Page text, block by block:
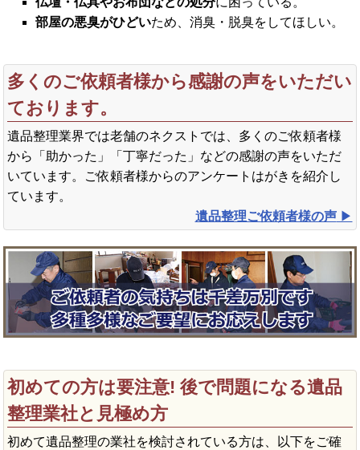
部屋の悪臭がひどいため、消臭・脱臭をしてほしい。
多くのご依頼者様から感謝の声をいただい
ております。
遺品整理業界では老舗のネクストでは、多くのご依頼者様
から「助かった」「丁寧だった」などの感謝の声をいただ
いています。ご依頼者様からのアンケートはがきを紹介し
ています。
遺品整理ご依頼者様の声▶︎
初めての方は要注意! 後で問題になる遺品
整理業社と見極め方
初めて遺品整理の業社を検討されている方は、以下をご確